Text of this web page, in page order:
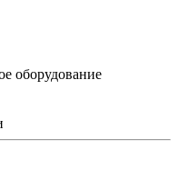
оборудование